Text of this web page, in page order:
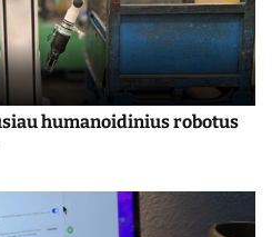
humanoidinius robotus